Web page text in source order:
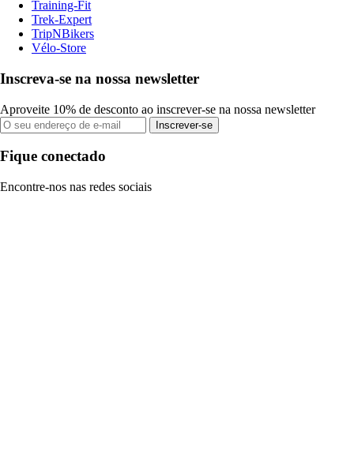
Training-Fit
Trek-Expert
TripNBikers
Vélo-Store
Inscreva-se na nossa newsletter
Aproveite 10% de desconto ao inscrever-se na nossa newsletter
Inscrever-se
Fique conectado
Encontre-nos nas redes sociais